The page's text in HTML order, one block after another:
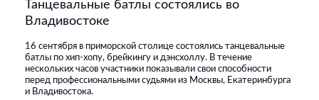
Танцевальные батлы состоялись во
Владивостоке
16 сентября в приморской столице состоялись танцевальные
батлы по хип-хопу, брейкингу и дэнсхоллу. В течение
нескольких часов участники показывали свои способности
перед профессиональными судьями из Москвы, Екатеринбурга
и Владивостока.